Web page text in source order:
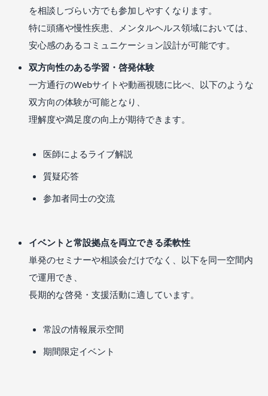
を相談しづらい方でも参加しやすくなります。
特に頭痛や慢性疾患、メンタルヘルス領域においては、
安心感のあるコミュニケーション設計が可能です。
双方向性のある学習・啓発体験
一方通行のWebサイトや動画視聴に比べ、以下のような
双方向の体験が可能となり、
理解度や満足度の向上が期待できます。
医師によるライブ解説
質疑応答
参加者同士の交流
イベントと常設拠点を両立できる柔軟性
単発のセミナーや相談会だけでなく、以下を同一空間内
で運用でき、
長期的な啓発・支援活動に適しています。
常設の情報展示空間
期間限定イベント